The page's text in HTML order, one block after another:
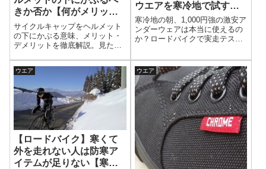
きか否か【何がメリット
なのか】
サイクルキャップをヘルメット
の下にかぶる意味、メリット・
デメリットを徹底解説。見た目
得の一枚を選ぶコツとは？ライ
ド中の汗対策や通気性とのバラ
ンス、シーズンごとの使い分け
も紹介。キャップ選びで差がつ
く！
ウエアを寒冷地で試す
【もうバカにできない】
寒冷地の朝、1,000円強の激安ア
ンダーウェアは本当に使えるの
か？ロードバイクで実走テスト
いを体感！コスパ最強か、失敗
か？気になる結果をチェック！
ウエア
【ロードバイク】寒くて
外を走れない人は防寒ア
イテムが足りない【寒冷
ウエア